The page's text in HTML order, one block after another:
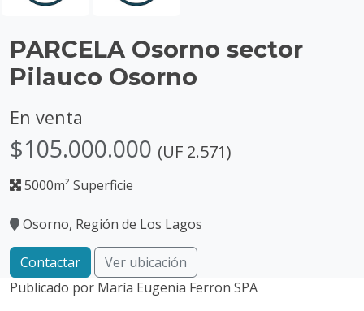
PARCELA Osorno sector
Pilauco Osorno
En venta
$105.000.000 (UF 2.571)
5000m² Superficie
Osorno, Región de Los Lagos
Contactar
Ver ubicación
Publicado por María Eugenia Ferron SPA